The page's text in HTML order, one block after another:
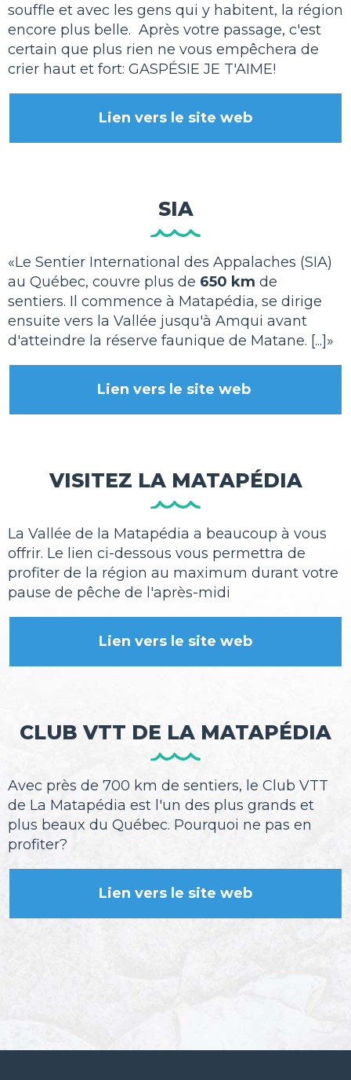
souffle et avec les gens qui y habitent, la région
encore plus belle. Après votre passage, c'est
certain que plus rien ne vous empêchera de
crier haut et fort: GASPÉSIE JE T'AIME!
Lien vers le site web
SIA
«Le Sentier International des Appalaches (SIA)
au Québec, couvre plus de 650 km de
sentiers. Il commence à Matapédia, se dirige
ensuite vers la Vallée jusqu'à Amqui avant
d'atteindre la réserve faunique de Matane. [...]»
Lien vers le site web
VISITEZ LA MATAPÉDIA
La Vallée de la Matapédia a beaucoup à vous
offrir. Le lien ci-dessous vous permettra de
profiter de la région au maximum durant votre
pause de pêche de l'après-midi
Lien vers le site web
CLUB VTT DE LA MATAPÉDIA
Avec près de 700 km de sentiers, le Club VTT
de La Matapédia est l'un des plus grands et
plus beaux du Québec. Pourquoi ne pas en
profiter?
Lien vers le site web